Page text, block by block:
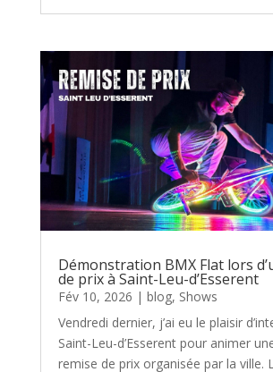
Démonstration BMX Flat lors
de prix à Saint-Leu-d’Esserent
Fév 10, 2026 | blog, Shows
Vendredi dernier, j’ai eu le plaisir
Saint-Leu-d’Esserent pour animer
remise de prix organisée par la ville.